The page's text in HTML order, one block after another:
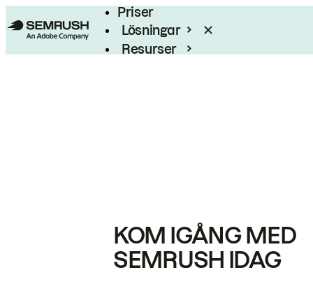
Priser
Lösningar
Resurser
KOM IGÅNG MED
SEMRUSH IDAG